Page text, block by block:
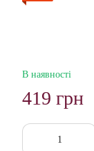
В наявності
419 грн